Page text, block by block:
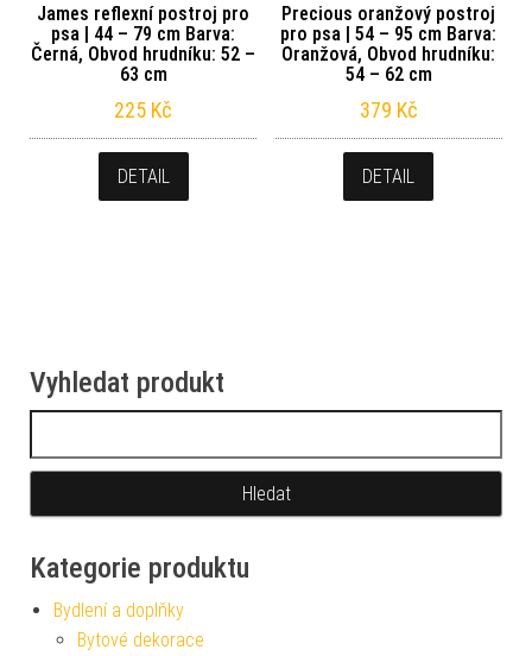
James reflexní postroj pro
psa | 44 – 79 cm Barva:
Černá, Obvod hrudníku: 52 –
63 cm
225 Kč
DETAIL
Precious oranžový postroj
pro psa | 54 – 95 cm Barva:
Oranžová, Obvod hrudníku:
54 – 62 cm
379 Kč
DETAIL
Vyhledat produkt
Kategorie produktu
Bydlení a doplňky
Bytové dekorace